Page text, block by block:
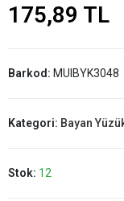
175,89 TL
Barkod: MUIBYK3048
Kategori: Bayan
Stok: 12